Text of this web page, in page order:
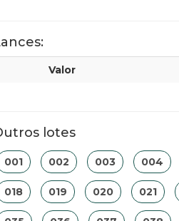
Valor
lotes
001 002 003 004
018 019 020 021